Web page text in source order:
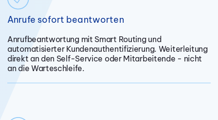
Anrufe sofort beantworten
Anrufbeantwortung mit Smart Routing und
automatisierter Kundenauthentifizierung. Weiterleitung
direkt an den Self-Service oder Mitarbeitende - nicht
an die Warteschleife.